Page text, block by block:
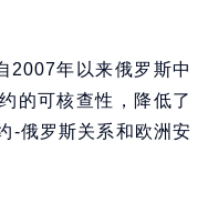
2007年以来俄罗斯中
的可核查性，降低了
-俄罗斯关系和欧洲安